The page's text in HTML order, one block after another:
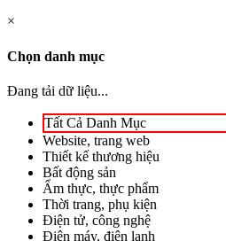
×
Chọn danh mục
Đang tải dữ liệu...
Tất Cả Danh Mục
Website, trang web
Thiết kế thương hiệu
Bất động sản
Ẩm thực, thực phẩm
Thời trang, phụ kiện
Điện tử, công nghệ
Điện máy, điện lạnh